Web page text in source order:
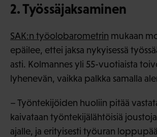
2. Työssäjaksaminen
SAK:n työolobarometrin mukaan
epäilee, ettei jaksa nykyisessä
asti. Kolmannes yli 55-vuotiaista
lyhenevän, vaikka palkka samalla
– Työntekijöiden huoliin pitää
kaivataan työntekijälähtöisiä
ajalle, ja erityisesti työuran